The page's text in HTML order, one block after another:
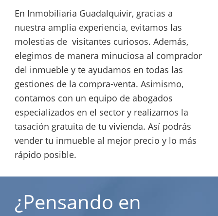
En Inmobiliaria Guadalquivir, gracias a
nuestra amplia experiencia, evitamos las
molestias de visitantes curiosos. Además,
elegimos de manera minuciosa al comprador
del inmueble y te ayudamos en todas las
gestiones de la compra-venta. Asimismo,
contamos con un equipo de abogados
especializados en el sector y realizamos la
tasación gratuita de tu vivienda. Así podrás
vender tu inmueble al mejor precio y lo más
rápido posible.
¿Pensando en